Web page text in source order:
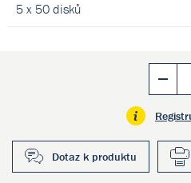
5 x 50 disků
Dotaz k produktu